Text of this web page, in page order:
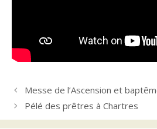
Messe de l’Ascension et
Pélé des prêtres à Chartres